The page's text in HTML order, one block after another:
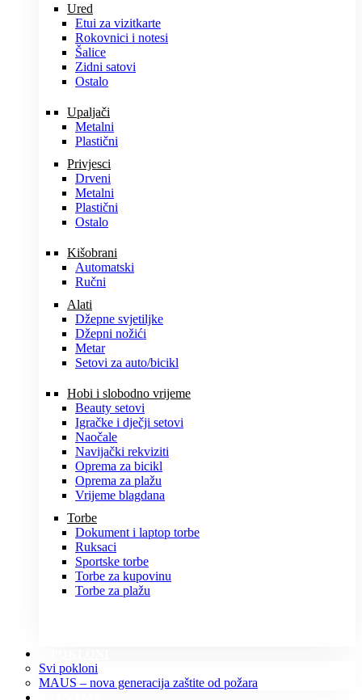
Ured
Etui za vizitkarte
Rokovnici i notesi
Šalice
Zidni satovi
Ostalo
Upaljači
Metalni
Plastični
Privjesci
Drveni
Metalni
Plastični
Ostalo
Kišobrani
Automatski
Ručni
Alati
Džepne svjetiljke
Džepni nožići
Metar
Setovi za auto/bicikl
Hobi i slobodno vrijeme
Beauty setovi
Igračke i dječji setovi
Naočale
Navijački rekviziti
Oprema za bicikl
Oprema za plažu
Vrijeme blagdana
Torbe
Dokument i laptop torbe
Ruksaci
Sportske torbe
Torbe za kupovinu
Torbe za plažu
Svi pokloni
MAUS – nova generacija zaštite od požara